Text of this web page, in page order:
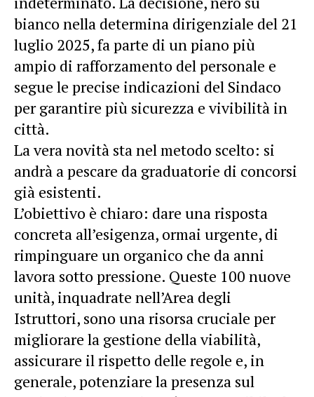
bianco nella determina dirigenziale del 21
luglio 2025, fa parte di un piano più
ampio di rafforzamento del personale e
segue le precise indicazioni del Sindaco
per garantire più sicurezza e vivibilità in
città.
La vera novità sta nel metodo scelto: si
andrà a pescare da graduatorie di concorsi
già esistenti.
L’obiettivo è chiaro: dare una risposta
concreta all’esigenza, ormai urgente, di
rimpinguare un organico che da anni
lavora sotto pressione. Queste 100 nuove
unità, inquadrate nell’Area degli
Istruttori, sono una risorsa cruciale per
migliorare la gestione della viabilità,
assicurare il rispetto delle regole e, in
generale, potenziare la presenza sul